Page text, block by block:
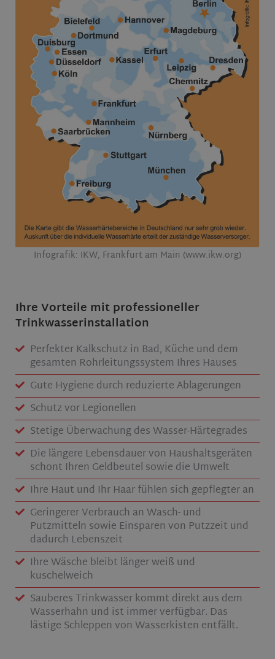
Infografik: IKW, Frankfurt am Main (www.ikw.org)
Ihre Vorteile mit professioneller
Trinkwasserinstallation
Perfekter Kalkschutz in Bad, Küche und dem
gesamten Rohrleitungssystem Ihres Hauses
Gute Hygiene durch reduzierte Ablagerungen
Schutz vor Legionellen
Stetige Überwachung des Wasser-Härtegrades
Die längere Lebensdauer von Haushaltsgeräten
schont Ihren Geldbeutel sowie die Umwelt
Ihre Haut und Ihr Haar fühlen sich gepflegter an
Geringerer Verbrauch an Wasch- und
Putzmitteln sowie Einsparen von Putzzeit und
dadurch Lebenszeit
Ihre Wäsche bleibt länger weiß und
kuschelweich
Sauberes Trinkwasser kommt direkt aus dem
Wasserhahn und ist immer verfügbar. Das
lästige Schleppen von Wasserkisten entfällt.